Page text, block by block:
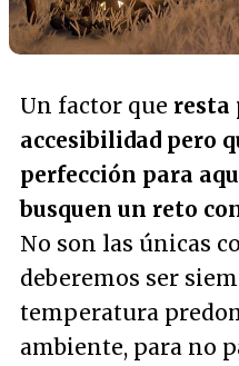
Un factor que resta
accesibilidad pero
perfección para
busquen un reto
No son las únicas
deberemos ser
temperatura
ambiente, para no